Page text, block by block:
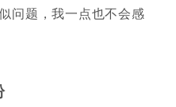
问题，我一点也不会感